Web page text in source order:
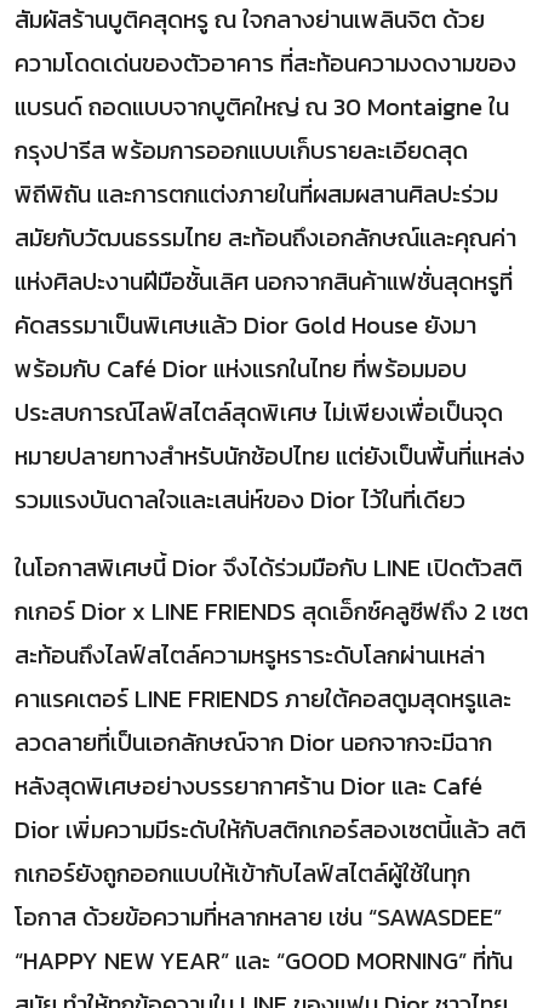
สัมผัสร้านบูติคสุดหรู ณ ใจกลางย่านเพลินจิต ด้วย
ความโดดเด่นของตัวอาคาร ที่สะท้อนความงดงามของ
แบรนด์ ถอดแบบจากบูติคใหญ่ ณ 30 Montaigne ใน
กรุงปารีส พร้อมการออกแบบเก็บรายละเอียดสุด
พิถีพิถัน และการตกแต่งภายในที่ผสมผสานศิลปะร่วม
สมัยกับวัฒนธรรมไทย สะท้อนถึงเอกลักษณ์และคุณค่า
แห่งศิลปะงานฝีมือชั้นเลิศ นอกจากสินค้าแฟชั่นสุดหรูที่
คัดสรรมาเป็นพิเศษแล้ว Dior Gold House ยังมา
พร้อมกับ Café Dior แห่งแรกในไทย ที่พร้อมมอบ
ประสบการณ์ไลฟ์สไตล์สุดพิเศษ ไม่เพียงเพื่อเป็นจุด
หมายปลายทางสำหรับนักช้อปไทย แต่ยังเป็นพื้นที่แหล่ง
รวมแรงบันดาลใจและเสน่ห์ของ Dior ไว้ในที่เดียว
ในโอกาสพิเศษนี้ Dior จึงได้ร่วมมือกับ LINE เปิดตัวสติ
กเกอร์ Dior x LINE FRIENDS สุดเอ็กซ์คลูซีฟถึง 2 เซต
สะท้อนถึงไลฟ์สไตล์ความหรูหราระดับโลกผ่านเหล่า
คาแรคเตอร์ LINE FRIENDS ภายใต้คอสตูมสุดหรูและ
ลวดลายที่เป็นเอกลักษณ์จาก Dior นอกจากจะมีฉาก
หลังสุดพิเศษอย่างบรรยากาศร้าน Dior และ Café
Dior เพิ่มความมีระดับให้กับสติกเกอร์สองเซตนี้แล้ว สติ
กเกอร์ยังถูกออกแบบให้เข้ากับไลฟ์สไตล์ผู้ใช้ในทุก
โอกาส ด้วยข้อความที่หลากหลาย เช่น “SAWASDEE”
“HAPPY NEW YEAR” และ “GOOD MORNING” ที่ทัน